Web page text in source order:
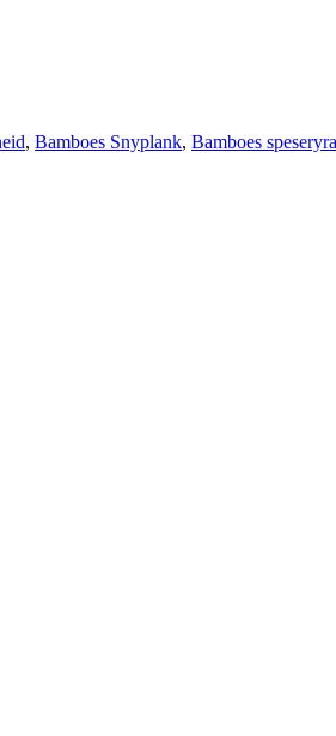
, Bamboes Snyplank, Bamboes